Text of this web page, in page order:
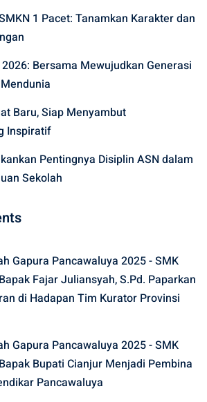
1 Pacet: Tanamkan Karakter dan
Bersama Mewujudkan Generasi
Baru, Siap Menyambut
Inspiratif
Pentingnya Disiplin ASN dalam
Sekolah
Gapura Pancawaluya 2025 - SMK
Bapak Fajar Juliansyah, S.Pd. Paparkan
di Hadapan Tim Kurator Provinsi
Gapura Pancawaluya 2025 - SMK
Bapak Bupati Cianjur Menjadi Pembina
Pancawaluya